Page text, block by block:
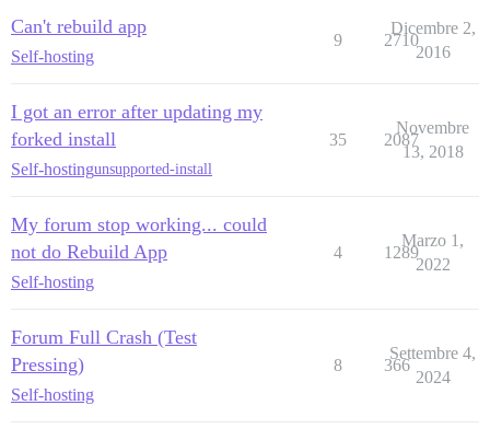
Can't rebuild app
Self-hosting
9 2710
Dicembre 2,
2016
I got an error after updating my
forked install
Self-hostingunsupported-install
35 2087
Novembre
13, 2018
My forum stop working... could
not do Rebuild App
Self-hosting
4 1289
Marzo 1,
2022
Forum Full Crash (Test
Pressing)
Self-hosting
8 366
Settembre 4,
2024